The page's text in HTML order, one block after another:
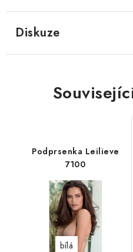
Diskuze
Podprsenka Leilieve
7100
bílá